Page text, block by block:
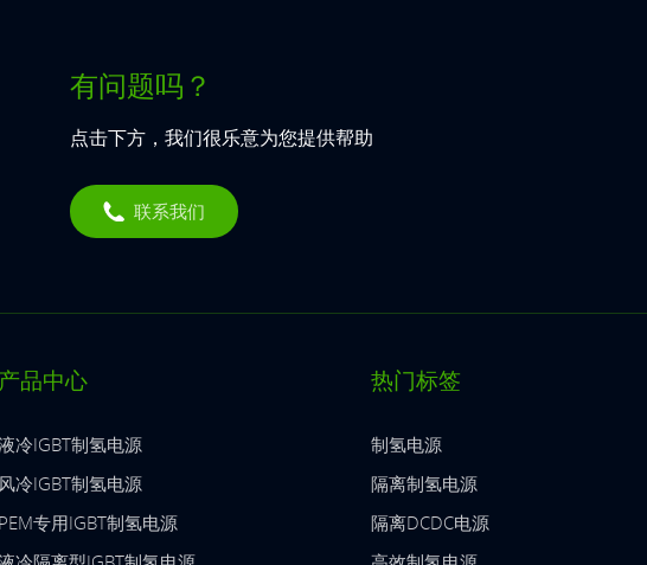
有问题吗？
点击下方，我们很乐意为您提供帮助
联系我们
产品中心
冷IGBT制氢电源
风冷IGBT制氢电源
PEM专用IGBT制氢电源
热门标签
制氢电源
隔离制氢电源
隔离DCDC电源